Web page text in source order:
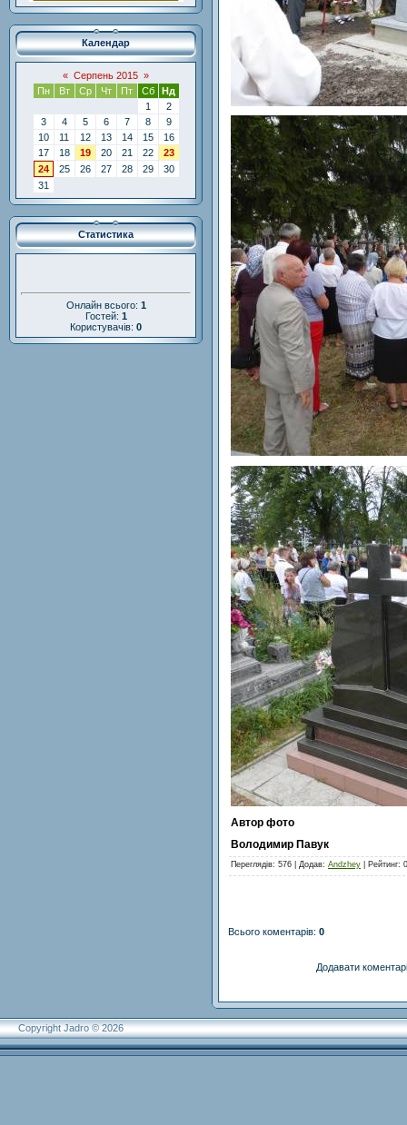
Календар
« Серпень 2015 »
Пн
Вт Ср Чт Пт Сб
Нд
1
2
3
4 5 6 7 8
9
10
11 12 13 14 15
16
17
18 19 20 21 22
23
24
25 26 27 28 29
30
31
Статистика
Онлайн всього: 1
Гостей: 1
Користувачів: 0
Автор фото
Володимир Павук
Переглядів: 576 | Додав: Andzhey Рейтинг:
Всього коментарів: 0
Додавати
Copyright Jadro © 2026